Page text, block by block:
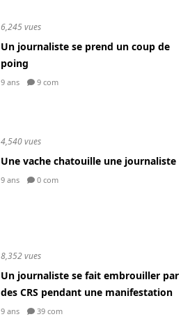
6,245 vues
Un journaliste se prend un coup de
poing
9 ans 9 com
4,540 vues
Une vache chatouille une journaliste
9 ans 0 com
8,352 vues
Un journaliste se fait embrouiller par
des CRS pendant une manifestation
9 ans 39 com